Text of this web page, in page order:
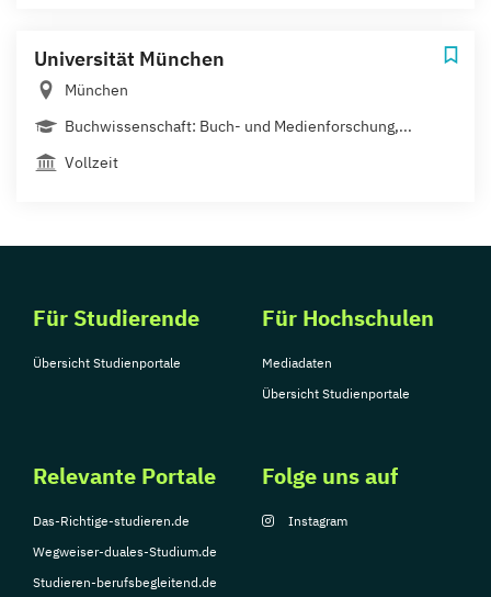
Universität München
München
Buchwissenschaft: Buch- und Medienforschung,...
Vollzeit
Für Studierende
Übersicht Studienportale
Für Hochschulen
Mediadaten
Übersicht Studienportale
Relevante Portale
Das-Richtige-studieren.de
Wegweiser-duales-Studium.de
Studieren-berufsbegleitend.de
Folge uns auf
Instagram